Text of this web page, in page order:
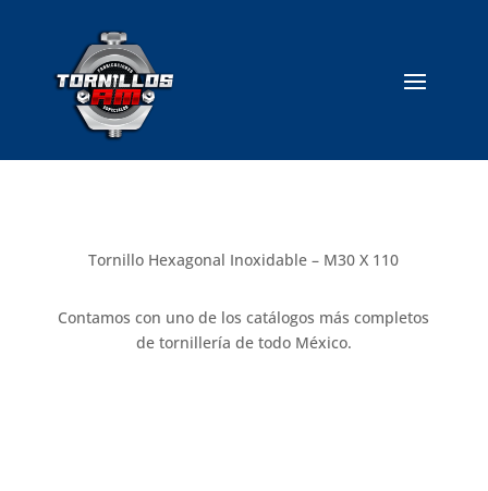
Tornillo Hexagonal Inoxidable – M30 X 110
Contamos con uno de los catálogos más completos
de tornillería de todo México.